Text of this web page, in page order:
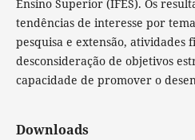
Ensino Superior (IFES). Os
tendências de interesse por
pesquisa e extensão, atividades
desconsideração de objetivos
capacidade de promover o
Downloads